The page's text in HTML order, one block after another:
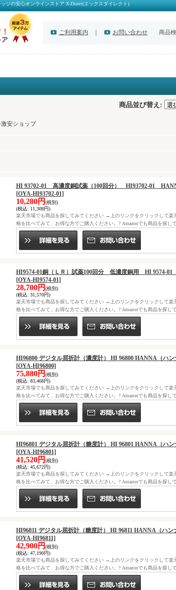
ジの安心オンラインストア X-Direct(エックスダイレクト)
ご利用案内 お問い合わせ 商品
商品並び替え :
安ショップ
HI 93702-01 高濃度銅試薬（100回分） HI93702-01
[OYA-HI93702-01]
10,280円 (税別)
(税込: 11,308円)
楽天市場でも商品を探してみてください →上のリンクをクリックして楽
格を比べてみて、お得な方でご購入ください。? Amazonでも商品を探
HI9574-01銅（ＬＲ）試薬100回分 低濃度銅用 HI 9574-01
[OYA-HI9574-01]
28,700円 (税別)
(税込: 31,570円)
楽天市場でも商品を探してみてください →上のリンクをクリックして楽
格を比べてみて、お得な方でご購入ください。? Amazonでも商品を探
HI96800 デジタル屈折計（濃度計） HI 96800 HANNA（ハン
[OYA-HI96800]
75,880円 (税別)
(税込: 83,468円)
楽天市場でも商品を探してみてください →上のリンクをクリックして楽
格を比べてみて、お得な方でご購入ください。? Amazonでも商品を探
HI96801 デジタル屈折計（糖度計） HI 96801 HANNA（ハン
[OYA-HI96801]
41,520円 (税別)
(税込: 45,672円)
楽天市場でも商品を探してみてください →上のリンクをクリックして楽
格を比べてみて、お得な方でご購入ください。? Amazonでも商品を探
HI96811 デジタル屈折計（糖度計） HI 96811 HANNA（ハン
[OYA-HI96811]
42,900円 (税別)
(税込: 47,190円)
楽天市場でも商品を探してみてください →上のリンクをクリックして楽
格を比べてみて、お得な方でご購入ください。? Amazonでも商品を探